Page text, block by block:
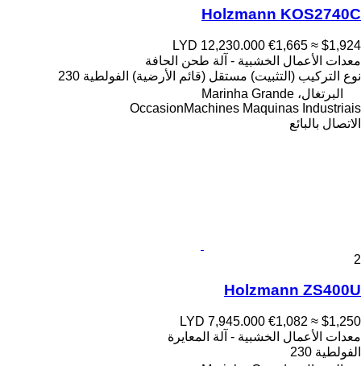
Holzmann KOS2740C
LYD 12,230.000 €1,665 ≈ $1,924
معدات الأعمال الخشبية - آلة طحن الحافة
نوع التركيب (التثبيت) مستقل (قائم الأرضية) الفولطية 230
البرتغال، Marinha Grande
OccasionMachines Maquinas Industriais
الاتصال بالبائع
2
Holzmann ZS400U
LYD 7,945.000 €1,082 ≈ $1,250
معدات الأعمال الخشبية - آلة المعايرة
الفولطية 230